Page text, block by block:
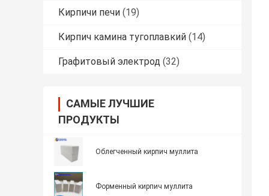
Кирпичи печи (19)
Кирпич камина тугоплавкий (14)
Графитовый электрод (32)
САМЫЕ ЛУЧШИЕ
ПРОДУКТЫ
Облегченный кирпич муллита
Форменный кирпич муллита